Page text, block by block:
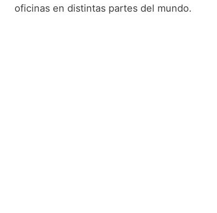
oficinas en distintas partes del mundo.